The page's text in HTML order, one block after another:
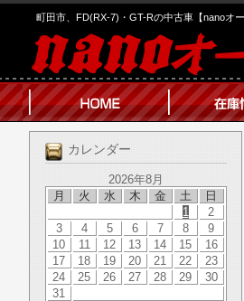
町田市、FD(RX-7)・GT-Rの中古車【nanoオー
カレンダー
2026年8月
月
火 水 木 金 土 日
1
2
3
4 5 6 7 8
9
10
11 12 13 14 15
16
17
18 19 20 21 22
23
24
25 26 27 28 29
30
31